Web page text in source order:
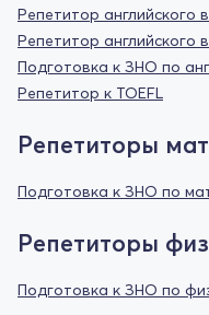
Репетитор английского
Репетитор английского
Подготовка к ЗНО по
Репетитор к TOEFL
Репетиторы
Подготовка к ЗНО по
Репетиторы
Подготовка к ЗНО по